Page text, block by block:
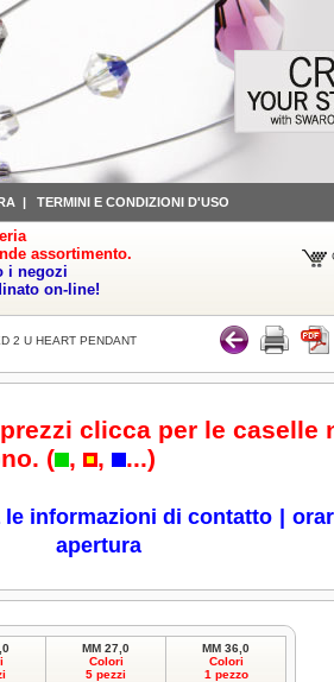
| TERMINI E CONDIZIONI D'USO
assortimento.
i negozi
on-line!
2 U HEART PENDANT
Clicca per ingrandire Clicca per ingrandire Clicca
clicca per le caselle
( , , ...)
le informazioni di contatto
apertura
MM 27,0
Colori
5 pezzi
MM 36,0
Colori
1 pezzo